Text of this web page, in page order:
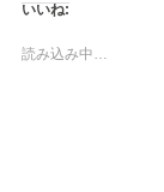
いいね:
読み込み中…